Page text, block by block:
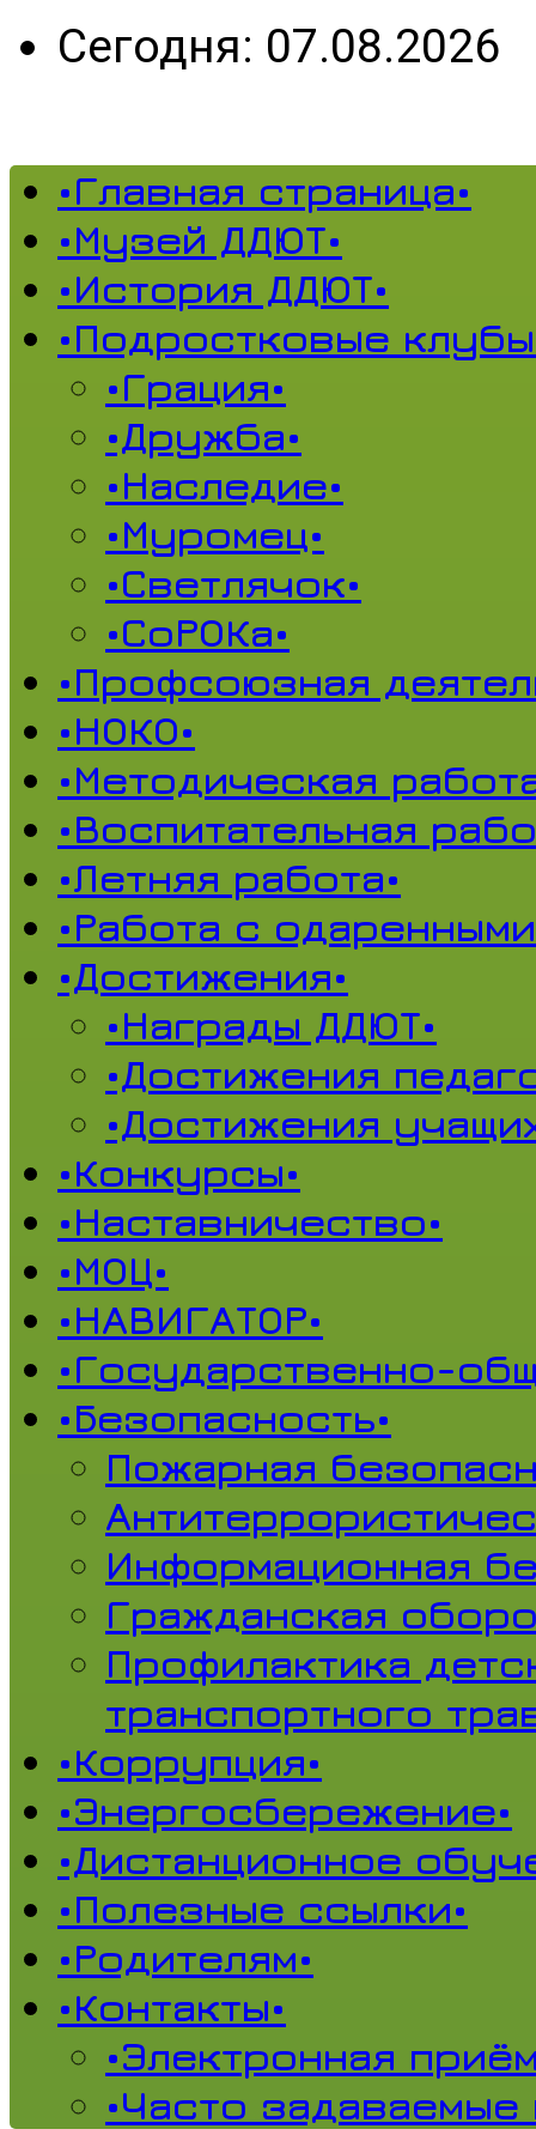
Сегодня: 07.08.2026
•Главная страница•
•Музей ДДЮТ•
•История ДДЮТ•
•Подростковые
•Грация•
•Дружба•
•Наследие•
•Муромец•
•Светлячок•
•СоРОКа•
•Профсоюзная
•НОКО•
•Методическая
•Воспитательная
•Летняя работа•
•Работа с
•Достижения•
•Награды ДДЮТ•
•Достижения
•Достижения
•Конкурсы•
•Наставничество•
•МОЦ•
•НАВИГАТОР•
•Государственно-
•Безопасность•
Пожарная
Информационная
Гражданская
Профилактика
транспортного
•Коррупция•
•Энергосбережение•
•Дистанционное
•Полезные ссылки•
•Родителям•
•Контакты•
•Электронная
•Часто